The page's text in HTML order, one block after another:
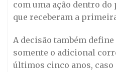
com uma ação dentro do
que receberam a
A decisão também define
somente o adicional
últimos cinco anos, caso